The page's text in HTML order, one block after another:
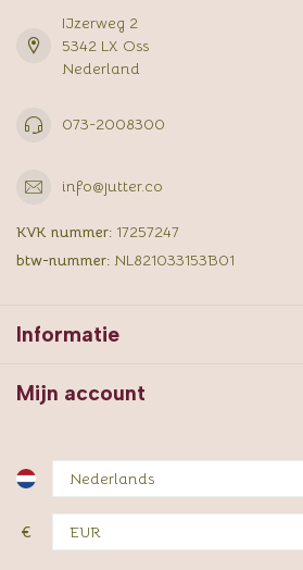
IJzerweg 2
5342 LX Oss
Nederland
073-2008300
info@jutter.co
KVK nummer: 17257247
btw-nummer: NL821033153B01
Informatie
Mijn account
€